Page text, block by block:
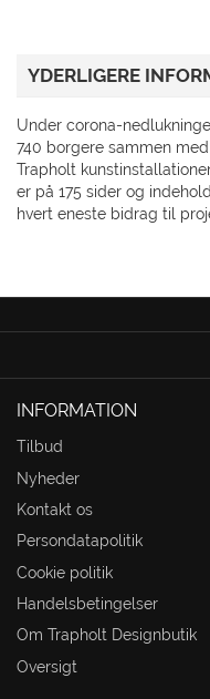
YDERLIGERE
Under corona-
740 borgere sammen
Trapholt
er på 175 sider og
hvert eneste bidrag til
INFORMATION
Tilbud
Nyheder
Kontakt os
Persondatapolitik
Cookie politik
Handelsbetingelser
Om Trapholt Designbutik
Oversigt